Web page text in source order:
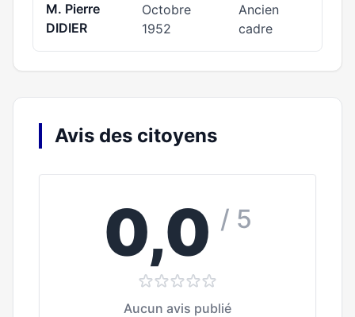
M. Pierre
DIDIER
Octobre
1952
Ancien
cadre
Avis des citoyens
0,0 / 5
Aucun avis publié